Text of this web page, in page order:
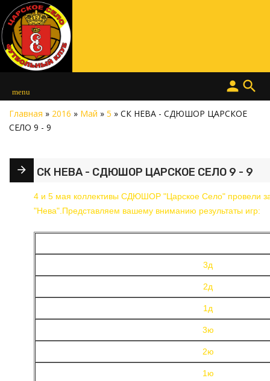
menu search
person
Главная » 2016 » Май » 5 » СК НЕВА - СДЮШОР ЦАРСКОЕ
СЕЛО 9 - 9
СК НЕВА - СДЮШОР ЦАРСКОЕ СЕЛО 9 - 9
4 и 5 мая коллективы СДЮШОР "Царское Село" провели
"Нева".Представляем вашему вниманию результаты игр:
3д
2д
1д
3ю
2ю
1ю